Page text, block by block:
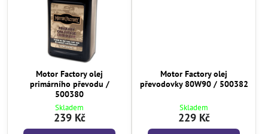
Motor Factory olej
primárního převodu /
500380
Skladem
239 Kč
Motor Factory olej
převodovky 80W90 / 500382
Skladem
229 Kč